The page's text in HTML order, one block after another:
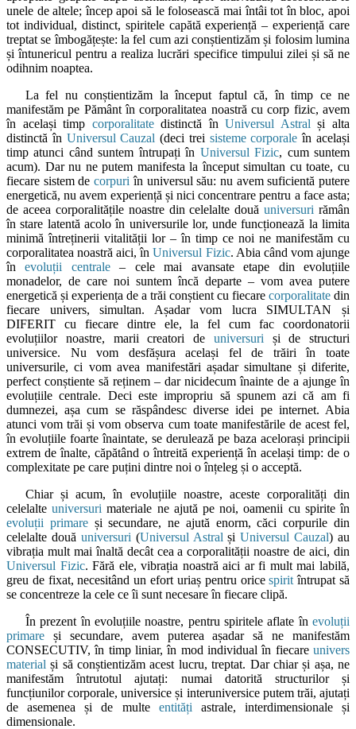
unele de altele; încep apoi să le folosească mai întâi tot în bloc, apoi
tot individual, distinct, spiritele capătă experiență – experiență care
treptat se îmbogățește: la fel cum azi conștientizăm și folosim lumina
și întunericul pentru a realiza lucrări specifice timpului zilei și să ne
odihnim noaptea.
La fel nu conștientizăm la început faptul că, în timp ce ne
manifestăm pe Pământ în corporalitatea noastră cu corp fizic, avem
în același timp corporalitatedistinctă înUniversul Astral și alta
distinctă în Universul Cauzal (deci trei sisteme corporale în același
timp atunci când suntem întrupați în Universul Fizic, cum suntem
acum). Dar nu ne putem manifesta la început simultan cu toate, cu
fiecare sistem decorpuri în universul său: nu avem suficientă putere
energetică, nu avem experiență și nici concentrare pentru a face asta;
de aceea corporalitățile noastre din celelalte douăuniversuri rămân
în stare latentă acolo în universurile lor, unde funcționează la limita
minimă întreținerii vitalității lor – în timp ce noi ne manifestăm cu
corporalitatea noastră aici, înUniversul Fizic. Abia când vom ajunge
înevoluții centrale– cele mai avansate etape din evoluțiile
monadelor, de care noi suntem încă departe – vom avea putere
energetică și experiența de a trăi conștient cu fiecare corporalitate din
fiecare univers, simultan. Așadar vom lucra SIMULTAN și
DIFERIT cu fiecare dintre ele, la fel cum fac coordonatorii
evoluțiilor noastre, marii creatori de universuri și de structuri
universice. Nu vom desfășura același fel de trăiri în toate
universurile, ci vom avea manifestări așadar simultane și diferite,
perfect conștiente să reținem – dar nicidecum înainte de a ajunge în
evoluțiile centrale. Deci este impropriu să spunem azi că am fi
dumnezei, așa cum se răspândesc diverse idei pe internet. Abia
atunci vom trăi și vom observa cum toate manifestările de acest fel,
în evoluțiile foarte înaintate, se derulează pe baza acelorași principii
extrem de înalte, căpătând o întreită experiență în același timp: de o
complexitate pe care puțini dintre noi o înțeleg și o acceptă.
Chiar și acum, în evoluțiile noastre, aceste corporalități din
celelalteuniversuri materiale ne ajută pe noi, oamenii cu spirite în
evoluții primareși secundare, ne ajută enorm, căci corpurile din
celelalte două universuri (Universul Astral șiUniversul Cauzal) au
vibrația mult mai înaltă decât cea a corporalității noastre de aici, din
Universul Fizic. Fără ele, vibrația noastră aici ar fi mult mai labilă,
greu de fixat, necesitând un efort uriaș pentru oricespirit întrupat să
se concentreze la cele ce îi sunt necesare în fiecare clipă.
În prezent în evoluțiile noastre, pentru spiritele aflate în evoluții
primare și secundare, avem puterea așadar să ne manifestăm
CONSECUTIV, în timp liniar, în mod individual în fiecare univers
material și să conștientizăm acest lucru, treptat. Dar chiar și așa, ne
manifestăm întrutotul ajutați: numai datorită structurilor și
funcțiunilor corporale, universice și interuniversice putem trăi, ajutați
de asemenea și de multe entități astrale, interdimensionale și
dimensionale.